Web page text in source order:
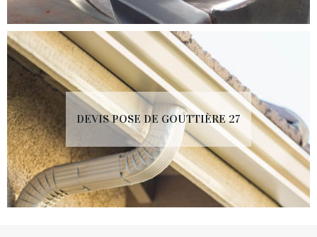
DEVIS POSE DE GOUTTIÈRE 27